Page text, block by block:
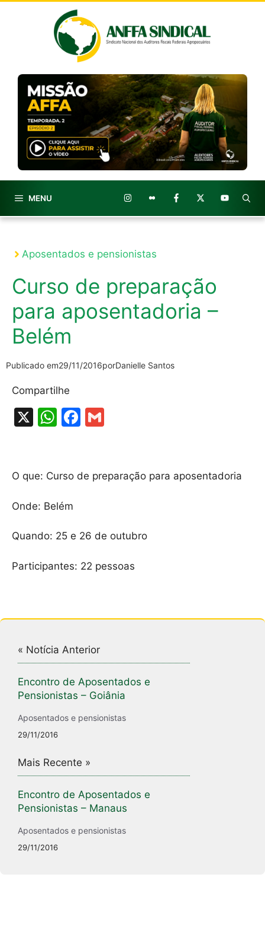
MENU
Aposentados e pensionistas
Curso de preparação
para aposentadoria –
Belém
Publicado em29/11/2016porDanielle Santos
Compartilhe
X
W
s
p
p
F
e
o
l
O que: Curso de preparação para aposentadoria
Onde: Belém
Quando: 25 e 26 de outubro
Participantes: 22 pessoas
« Notícia Anterior
Encontro de Aposentados e
Pensionistas – Goiânia
Aposentados e pensionistas
29/11/2016
Mais Recente »
Encontro de Aposentados e
Pensionistas – Manaus
Aposentados e pensionistas
29/11/2016